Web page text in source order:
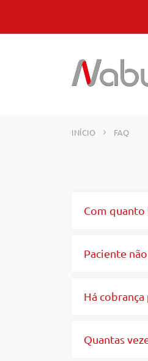
INÍCIO FAQ
Com quanto
Paciente
Há
Quantas